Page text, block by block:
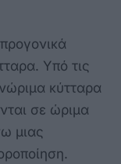
Υπό τις
κύτταρα
σε ώριμα
μιας